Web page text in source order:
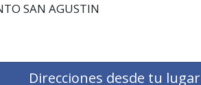
SAN AGUSTIN
Direcciones desde tu lugar